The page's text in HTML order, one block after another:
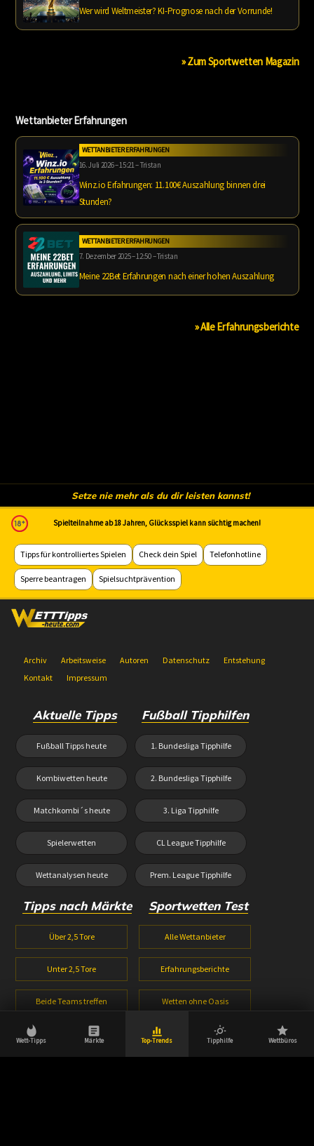
Wett-Tipps Märkte Top-Trends Tipphilfe Wettbüros
Wer wird Weltmeister? KI-Prognose nach der Vorrunde!
» Zum Sportwetten Magazin
Wettanbieter Erfahrungen
WETTANBIETER ERFAHRUNGEN
16. Juli 2026 – 15:21 – Tristan
Winz.io Erfahrungen: 11.100€ Auszahlung binnen drei
Stunden?
WETTANBIETER ERFAHRUNGEN
7. Dezember 2025 – 12:50 – Tristan
Meine 22Bet Erfahrungen nach einer hohen Auszahlung
» Alle Erfahrungsberichte
Setze nie mehr als du dir leisten kannst!
Spielteilnahme ab 18 Jahren, Glücksspiel kann süchtig machen!
Tipps für kontrolliertes Spielen Check dein Spiel Telefonhotline
Sperre beantragen Spielsuchtprävention
Archiv Arbeitsweise Autoren Datenschutz
Entstehung
Kontakt
Impressum
Aktuelle Tipps
Fußball Tipps heute
Kombiwetten heute
Matchkombi´s heute
Spielerwetten
Wettanalysen heute
Fußball Tipphilfen
1. Bundesliga Tipphilfe
2. Bundesliga Tipphilfe
3. Liga Tipphilfe
CL League Tipphilfe
Prem. League Tipphilfe
Tipps nach Märkte
Über 2,5 Tore
Unter 2,5 Tore
Beide Teams treffen
1X2 Wetten
Sportwetten Test
Alle Wettanbieter
Erfahrungsberichte
Wetten ohne Oasis
Wetten ohne Lugas